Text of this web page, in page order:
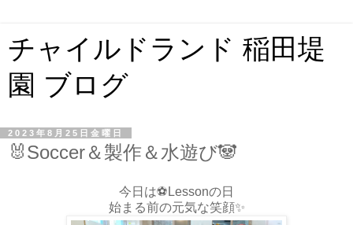
チャイルドランド 稲田堤
園 ブログ
2023年8月25日金曜日
🐰Soccer＆製作＆水遊び🐼
今日は⚽️Lessonの日
始まる前の元気な笑顔✨